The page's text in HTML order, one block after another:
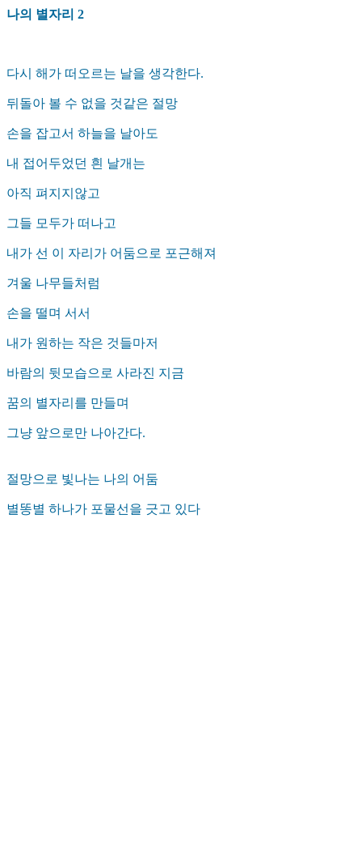
나의 별자리 2
다시 해가 떠오르는 날을 생각한다.
뒤돌아 볼 수 없을 것같은 절망
손을 잡고서 하늘을 날아도
내 접어두었던 흰 날개는
아직 펴지지않고
그들 모두가 떠나고
내가 선 이 자리가 어둠으로 포근해져
겨울 나무들처럼
손을 떨며 서서
내가 원하는 작은 것들마저
바람의 뒷모습으로 사라진 지금
꿈의 별자리를 만들며
그냥 앞으로만 나아간다.
절망으로 빛나는 나의 어둠
별똥별 하나가 포물선을 긋고 있다